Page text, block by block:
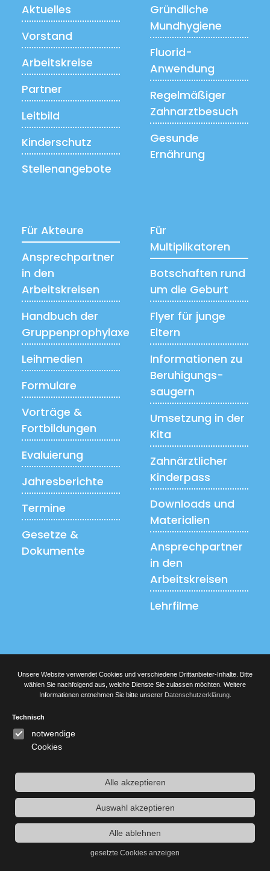
Aktuelles
Vorstand
Arbeitskreise
Partner
Leitbild
Kinderschutz
Stellenangebote
Gründliche
Mundhygiene
Fluorid-
Anwendung
Regelmäßiger
Zahnarztbesuch
Gesunde
Ernährung
Für Akteure
Ansprechpartner
in den
Arbeitskreisen
Handbuch der
Gruppenprophylaxe
Leihmedien
Formulare
Vorträge &
Fortbildungen
Evaluierung
Jahresberichte
Termine
Gesetze &
Dokumente
Für
Multiplikatoren
Botschaften rund
um die Geburt
Flyer für junge
Eltern
Informationen zu
Beruhigungs­
saugern
Umsetzung in der
Kita
Zahnärztlicher
Kinderpass
Downloads und
Materialien
Ansprechpartner
in den
Arbeitskreisen
Lehrfilme
Kontakt
Anfahrt
Datenschutzerklärung
Impressum
Suche
Unsere Website verwendet Cookies und verschiedene Drittanbieter-Inhalte. Bitte
wählen Sie nachfolgend aus, welche Dienste Sie zulassen möchten. Weitere
Informationen entnehmen Sie bitte unserer Datenschutzerklärung.
Technisch
notwendige
Cookies
Alle akzeptieren
Auswahl akzeptieren
Alle ablehnen
gesetzte Cookies anzeigen